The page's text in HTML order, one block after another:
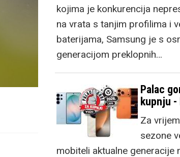
kojima je konkurencija
na vrata s tanjim profilima i
baterijama, Samsung je s
generacijom preklopnih…
Palac
kupnju
Za
sezone
mobiteli aktualne generacije